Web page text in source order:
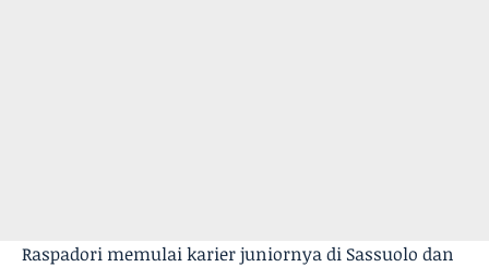
Raspadori memulai karier juniornya di Sassuolo dan